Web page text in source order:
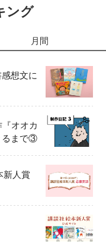
ング
月間
想文に
オオカ
るまで③
新人賞